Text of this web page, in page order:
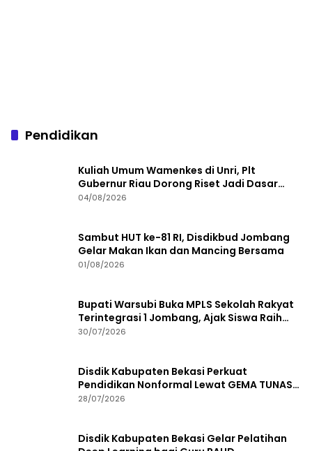
Pendidikan
Kuliah Umum Wamenkes di Unri, Plt
Gubernur Riau Dorong Riset Jadi Dasar
Kebijakan Kesehatan
04/08/2026
Sambut HUT ke-81 RI, Disdikbud Jombang
Gelar Makan Ikan dan Mancing Bersama
01/08/2026
Bupati Warsubi Buka MPLS Sekolah Rakyat
Terintegrasi 1 Jombang, Ajak Siswa Raih
Prestasi
30/07/2026
Disdik Kabupaten Bekasi Perkuat
Pendidikan Nonformal Lewat GEMA TUNAS
2026
28/07/2026
Disdik Kabupaten Bekasi Gelar Pelatihan